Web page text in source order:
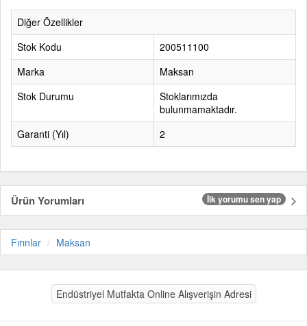
Diğer Özellikler
Stok Kodu
200511100
Marka
Maksan
Stok Durumu
Stoklarımızda
bulunmamaktadır.
Garanti (Yıl)
2
Ürün Yorumları İlk yorumu sen yap
Fırınlar Maksan
Endüstriyel Mutfakta Online Alışverişin Adresi